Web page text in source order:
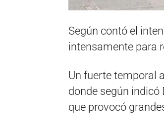
Según contó el
intensamente para
Un fuerte temporal
donde según indicó
que provocó